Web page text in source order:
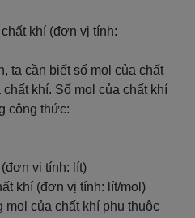
khí (đơn vị tính:
ta cần biết số mol của chất
khí. Số mol của chất khí
công thức:
vị tính: lít)
khí (đơn vị tính: lít/mol)
của chất khí phụ thuộc